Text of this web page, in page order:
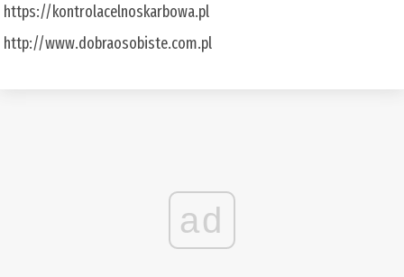
https://kontrolacelnoskarbowa.pl
http://www.dobraosobiste.com.pl
ad